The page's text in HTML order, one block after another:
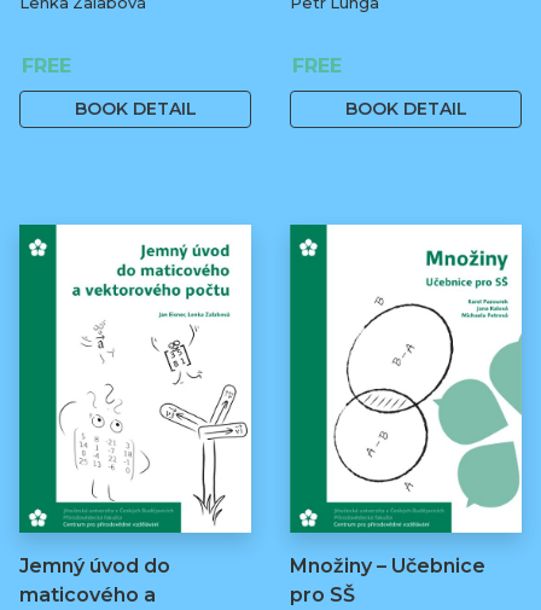
FREE
BOOK DETAIL
FREE
BOOK DETAIL
Jemný úvod do
maticového a
Množiny – Učebnice
pro SŠ